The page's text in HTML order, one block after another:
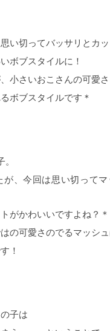
い切ってバッサリとカッ
ボブスタイルに！
小さいおこさんの可愛
ボブスタイルです＊
が、今回は思い切って
がかわいいですよね？＊
の可愛さのでるマッシ
！
子は